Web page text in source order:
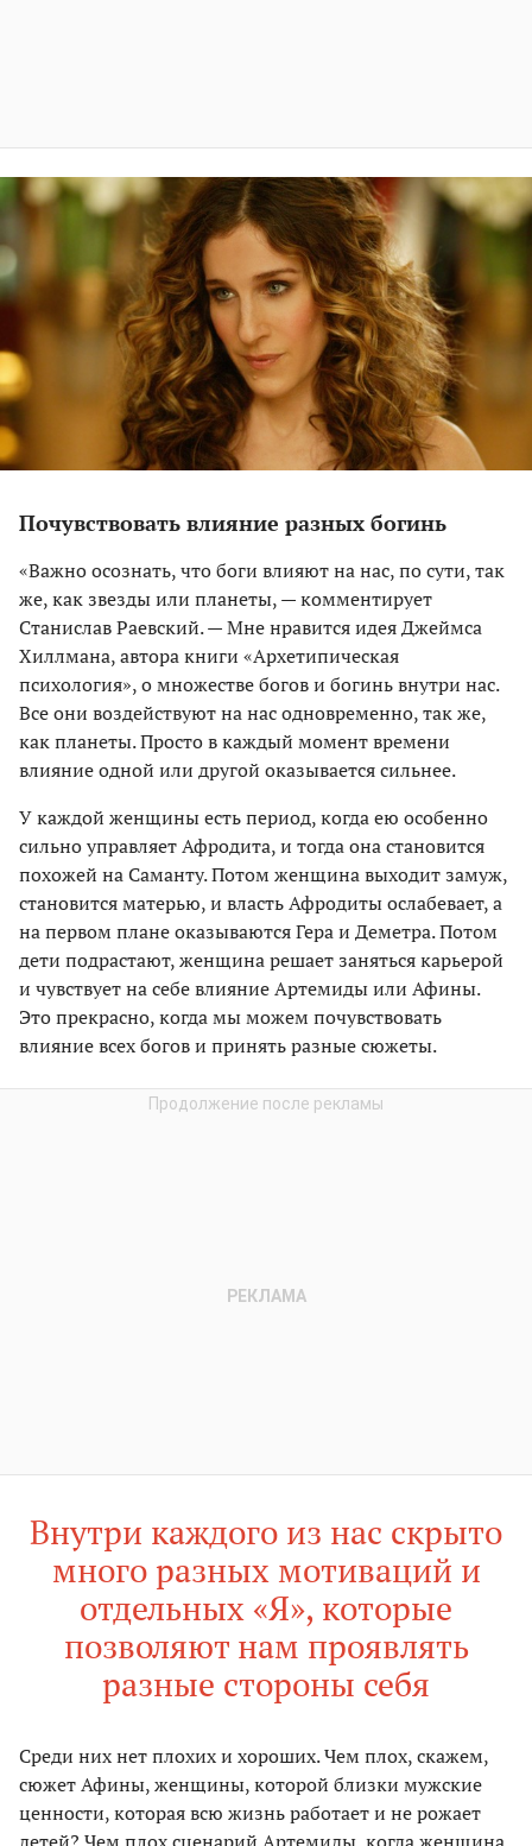
Почувствовать влияние разных богинь
«Важно осознать, что боги влияют на нас, по сути, так
же, как звезды или планеты, — комментирует
Станислав Раевский. — Мне нравится идея Джеймса
Хиллмана, автора книги «Архетипическая
психология», о множестве богов и богинь внутри нас.
Все они воздействуют на нас одновременно, так же,
как планеты. Просто в каждый момент времени
влияние одной или другой оказывается сильнее.
У каждой женщины есть период, когда ею особенно
сильно управляет Афродита, и тогда она становится
похожей на Саманту. Потом женщина выходит замуж,
становится матерью, и власть Афродиты ослабевает, а
на первом плане оказываются Гера и Деметра. Потом
дети подрастают, женщина решает заняться карьерой
и чувствует на себе влияние Артемиды или Афины.
Это прекрасно, когда мы можем почувствовать
влияние всех богов и принять разные сюжеты.
Внутри каждого из нас скрыто
много разных мотиваций и
отдельных «Я», которые
позволяют нам проявлять
разные стороны себя
Среди них нет плохих и хороших. Чем плох, скажем,
сюжет Афины, женщины, которой близки мужские
ценности, которая всю жизнь работает и не рожает